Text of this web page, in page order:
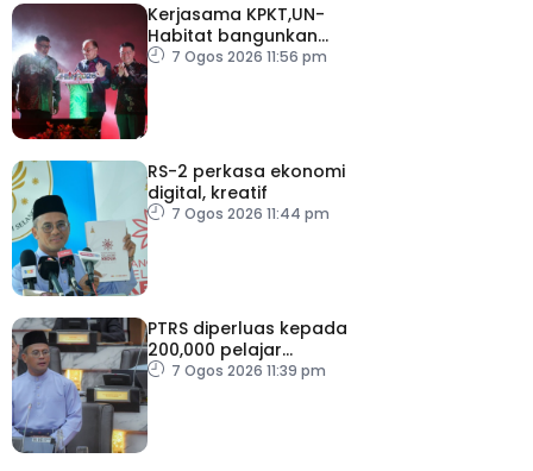
Kerjasama KPKT,UN-
Habitat bangunkan
inisiatif My Public Space
7 Ogos 2026 11:56 pm
RS-2 perkasa ekonomi
digital, kreatif
7 Ogos 2026 11:44 pm
PTRS diperluas kepada
200,000 pelajar
menjelang 2030
7 Ogos 2026 11:39 pm